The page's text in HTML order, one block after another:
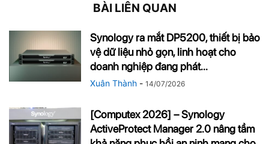
BÀI LIÊN QUAN
Synology ra mắt DP5200, thiết bị bảo
vệ dữ liệu nhỏ gọn, linh hoạt cho
doanh nghiệp đang phát...
Xuân Thành - 14/07/2026
[Computex 2026] – Synology
ActiveProtect Manager 2.0 nâng tầm